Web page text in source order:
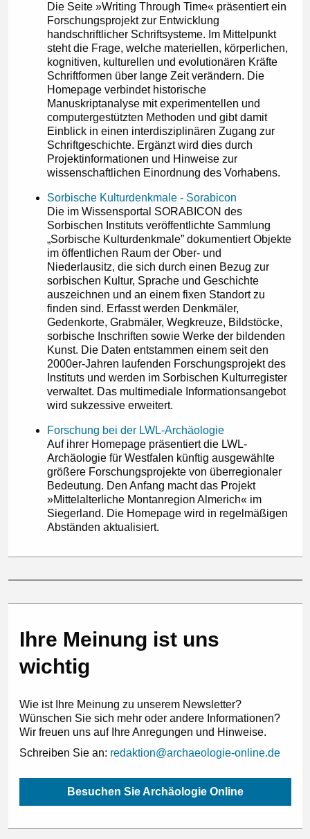
Die Seite »Writing Through Time« präsentiert ein
Forschungsprojekt zur Entwicklung
handschriftlicher Schriftsysteme. Im Mittelpunkt
steht die Frage, welche materiellen, körperlichen,
kognitiven, kulturellen und evolutionären Kräfte
Schriftformen über lange Zeit verändern. Die
Homepage verbindet historische
Manuskriptanalyse mit experimentellen und
computergestützten Methoden und gibt damit
Einblick in einen interdisziplinären Zugang zur
Schriftgeschichte. Ergänzt wird dies durch
Projektinformationen und Hinweise zur
wissenschaftlichen Einordnung des Vorhabens.
Sorbische Kulturdenkmale - Sorabicon
Die im Wissensportal SORABICON des
Sorbischen Instituts veröffentlichte Sammlung
„Sorbische Kulturdenkmale” dokumentiert Objekte
im öffentlichen Raum der Ober- und
Niederlausitz, die sich durch einen Bezug zur
sorbischen Kultur, Sprache und Geschichte
auszeichnen und an einem fixen Standort zu
finden sind. Erfasst werden Denkmäler,
Gedenkorte, Grabmäler, Wegkreuze, Bildstöcke,
sorbische Inschriften sowie Werke der bildenden
Kunst. Die Daten entstammen einem seit den
2000er-Jahren laufenden Forschungsprojekt des
Instituts und werden im Sorbischen Kulturregister
verwaltet. Das multimediale Informationsangebot
wird sukzessive erweitert.
Forschung bei der LWL-Archäologie
Auf ihrer Homepage präsentiert die LWL-
Archäologie für Westfalen künftig ausgewählte
größere Forschungsprojekte von überregionaler
Bedeutung. Den Anfang macht das Projekt
»Mittelalterliche Montanregion Almerich« im
Siegerland. Die Homepage wird in regelmäßigen
Abständen aktualisiert.
Ihre Meinung ist uns
wichtig
Wie ist Ihre Meinung zu unserem Newsletter?
Wünschen Sie sich mehr oder andere Informationen?
Wir freuen uns auf Ihre Anregungen und Hinweise.
Schreiben Sie an: redaktion@archaeologie-online.de
Besuchen Sie Archäologie Online